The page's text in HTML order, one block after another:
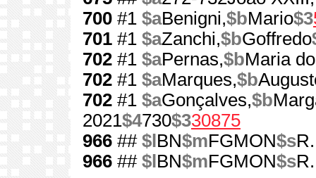
700 #1 $aBenigni,$bMario$3
701 #1 $aZanchi,$bGoffredo
702 #1 $aPernas,$bMaria
702 #1 $aMarques,$b
702 #1 $aGonçalves,$b
2021$4730$330875
966 ## $l BN$mFGMON$s
966 ## $l BN$mFGMON$s